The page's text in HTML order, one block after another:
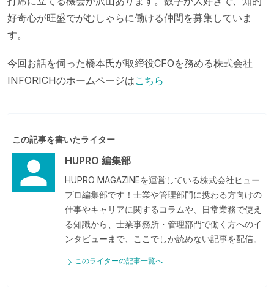
好奇心が旺盛でがむしゃらに働ける仲間を募集していま
す。
今回お話を伺った橋本氏が取締役CFOを務める株式会社
INFORICHのホームページはこちら
この記事を書いたライター
HUPRO 編集部
HUPRO MAGAZINEを運営している株式会社ヒュー
プロ編集部です！士業や管理部門に携わる方向けの
仕事やキャリアに関するコラムや、日常業務で使え
る知識から、士業事務所・管理部門で働く方へのイ
ンタビューまで、ここでしか読めない記事を配信。
このライターの記事一覧へ